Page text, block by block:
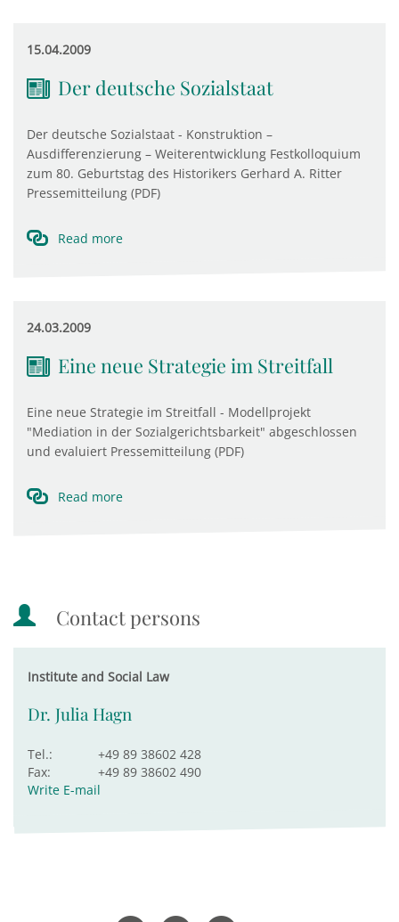
15.04.2009
Der deutsche Sozialstaat
Der deutsche Sozialstaat - Konstruktion –
Ausdifferenzierung – Weiterentwicklung Festkolloquium
zum 80. Geburtstag des Historikers Gerhard A. Ritter
Pressemitteilung (PDF)
Read more
24.03.2009
Eine neue Strategie im Streitfall
Eine neue Strategie im Streitfall - Modellprojekt
"Mediation in der Sozialgerichtsbarkeit" abgeschlossen
und evaluiert Pressemitteilung (PDF)
Read more
Contact persons
Institute and Social Law
Dr. Julia Hagn
Tel.:
+49 89 38602 428
Fax:
+49 89 38602 490
Write E-mail